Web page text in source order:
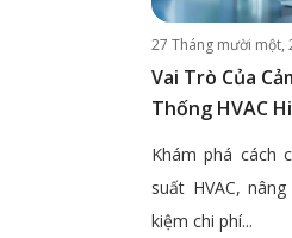
27 Tháng mười một,
Vai Trò Của
Thống HVAC
Khám phá cách
suất HVAC,
kiệm chi phí...